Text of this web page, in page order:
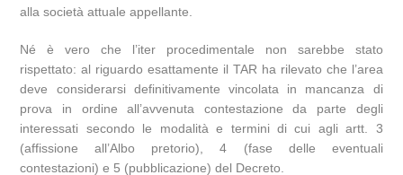
alla società attuale appellante.
Né è vero che l’iter procedimentale non sarebbe stato
rispettato: al riguardo esattamente il TAR ha rilevato che l’area
deve considerarsi definitivamente vincolata in mancanza di
prova in ordine all’avvenuta contestazione da parte degli
interessati secondo le modalità e termini di cui agli artt. 3
(affissione all’Albo pretorio), 4 (fase delle eventuali
contestazioni) e 5 (pubblicazione) del Decreto.